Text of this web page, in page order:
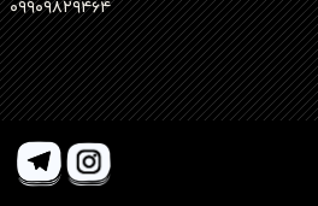
۰۹۹۰۹۸۲۹۴۶۴